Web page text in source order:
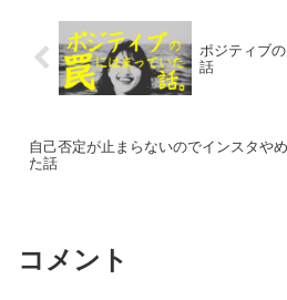
ポジティブ
話
自己否定が止まらないのでインスタやめ
た話
コメント